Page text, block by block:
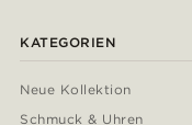
KATEGORIEN
Neue Kollektion
Schmuck & Uhren